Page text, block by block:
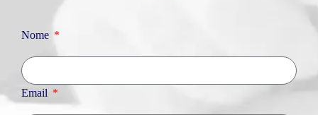
Nome
Email